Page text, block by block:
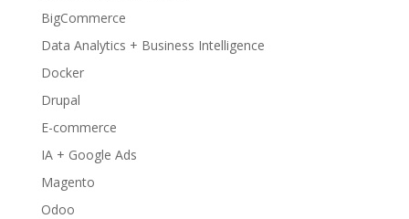
BigCommerce
Data Analytics + Business Intelligence
Docker
Drupal
E-commerce
IA + Google Ads
Magento
Odoo